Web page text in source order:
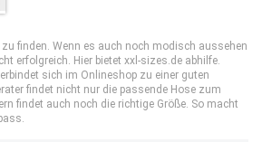
finden. Wenn es auch noch modisch aussehen
erfolgreich. Hier bietet xxl-sizes.de abhilfe.
sich im Onlineshop zu einer guten
findet nicht nur die passende Hose zum
findet auch noch die richtige Größe. So macht